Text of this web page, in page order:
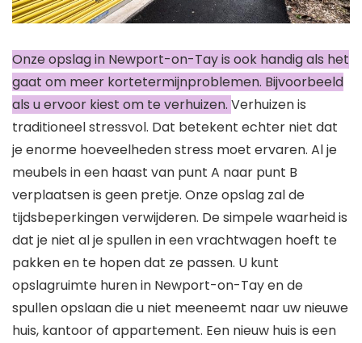
Onze opslag in Newport-on-Tay is ook handig als het
gaat om meer kortetermijnproblemen. Bijvoorbeeld
als u ervoor kiest om te verhuizen. Verhuizen is
traditioneel stressvol. Dat betekent echter niet dat
je enorme hoeveelheden stress moet ervaren. Al je
meubels in een haast van punt A naar punt B
verplaatsen is geen pretje. Onze opslag zal de
tijdsbeperkingen verwijderen. De simpele waarheid is
dat je niet al je spullen in een vrachtwagen hoeft te
pakken en te hopen dat ze passen. U kunt
opslagruimte huren in Newport-on-Tay en de
spullen opslaan die u niet meeneemt naar uw nieuwe
huis, kantoor of appartement. Een nieuw huis is een